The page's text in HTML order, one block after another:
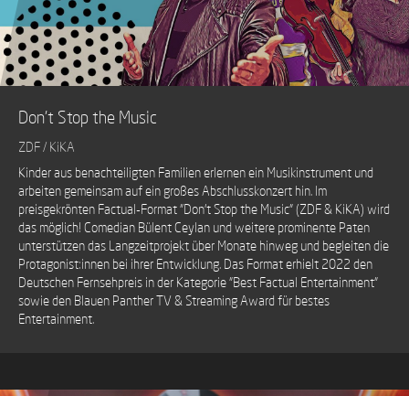
Don't Stop the Music
ZDF / KiKA
Kinder aus benachteiligten Familien erlernen ein Musikinstrument und
arbeiten gemeinsam auf ein großes Abschlusskonzert hin. Im
preisgekrönten Factual-Format "Don't Stop the Music" (ZDF & KiKA) wird
das möglich! Comedian Bülent Ceylan und weitere prominente Paten
unterstützen das Langzeitprojekt über Monate hinweg und begleiten die
Protagonist:innen bei ihrer Entwicklung. Das Format erhielt 2022 den
Deutschen Fernsehpreis in der Kategorie "Best Factual Entertainment"
sowie den Blauen Panther TV & Streaming Award für bestes
Entertainment.